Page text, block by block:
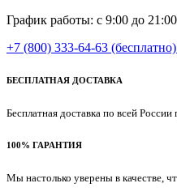
График работы: с 9:00 до
+7 (800) 333-64-63 (бесплатно)
БЕСПЛАТНАЯ ДОСТАВКА
Бесплатная доставка по всей России
100% ГАРАНТИЯ
Мы настолько уверены в качестве,